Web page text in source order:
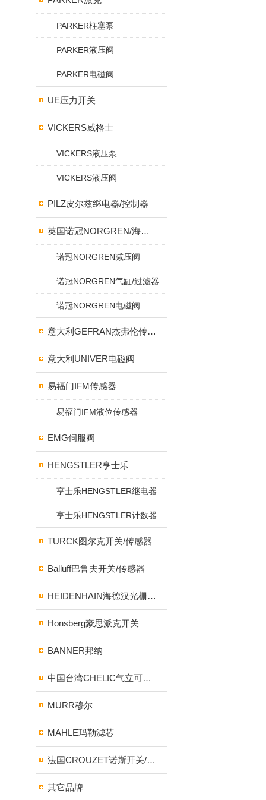
PARKER柱塞泵
PARKER液压阀
PARKER电磁阀
UE压力开关
VICKERS威格士
VICKERS液压泵
VICKERS液压阀
PILZ皮尔兹继电器/控制器
英国诺冠NORGREN/海隆HERION/宝硕BUSCHJOST
诺冠NORGREN减压阀
诺冠NORGREN气缸/过滤器
诺冠NORGREN电磁阀
意大利GEFRAN杰弗伦传感器
意大利UNIVER电磁阀
易福门IFM传感器
易福门IFM液位传感器
EMG伺服阀
HENGSTLER亨士乐
亨士乐HENGSTLER继电器
亨士乐HENGSTLER计数器
TURCK图尔克开关/传感器
Balluff巴鲁夫开关/传感器
HEIDENHAIN海德汉光栅尺/编码器
Honsberg豪思派克开关
BANNER邦纳
中国台湾CHELIC气立可气缸/电磁阀
MURR穆尔
MAHLE玛勒滤芯
法国CROUZET诺斯开关/继电器
其它品牌